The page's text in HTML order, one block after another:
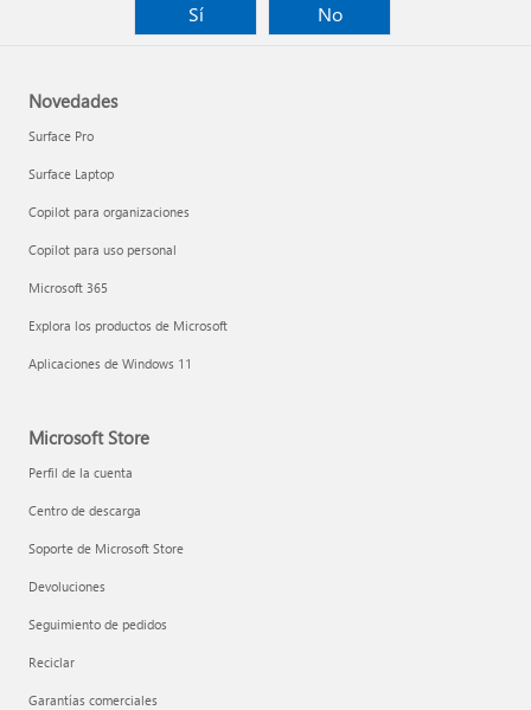
Sí
No
Novedades
Surface Pro
Surface Laptop
Copilot para organizaciones
Copilot para uso personal
Microsoft 365
Explora los productos de Microsoft
Aplicaciones de Windows 11
Microsoft Store
Perfil de la cuenta
Centro de descarga
Soporte de Microsoft Store
Devoluciones
Seguimiento de pedidos
Reciclar
Garantías comerciales